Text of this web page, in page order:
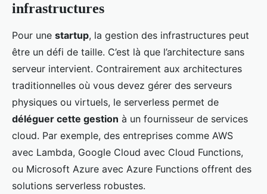
infrastructures
Pour une startup, la gestion des infrastructures peut
être un défi de taille. C’est là que l’architecture sans
serveur intervient. Contrairement aux architectures
traditionnelles où vous devez gérer des serveurs
physiques ou virtuels, le serverless permet de
déléguer cette gestion à un fournisseur de services
cloud. Par exemple, des entreprises comme AWS
avec Lambda, Google Cloud avec Cloud Functions,
ou Microsoft Azure avec Azure Functions offrent des
solutions serverless robustes.